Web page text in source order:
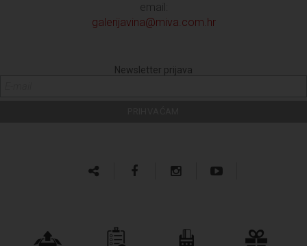
email:
galerijavina@miva.com.hr
Newsletter prijava